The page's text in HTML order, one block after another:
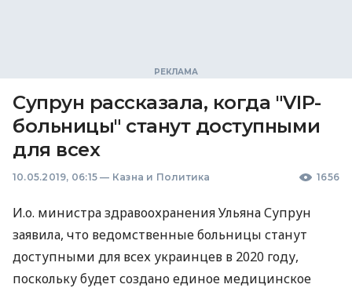
Супрун рассказала, когда "VIP-
больницы" станут доступными
для всех
10.05.2019, 06:15 — Казна и Политика 1656
И.о. министра здравоохранения Ульяна Супрун
заявила, что ведомственные больницы станут
доступными для всех украинцев в 2020 году,
поскольку будет создано единое медицинское